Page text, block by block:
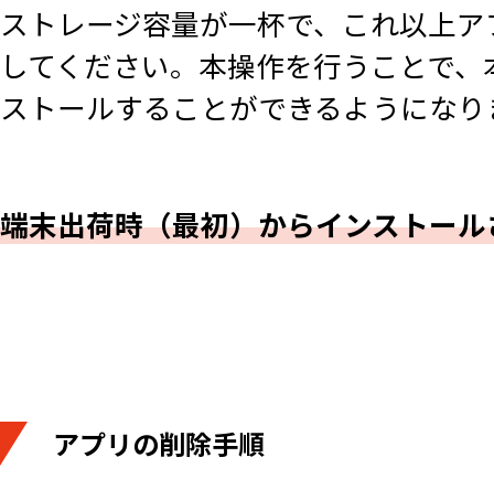
ストレージ容量が一杯で、これ以上
してください。本操作を行うことで
ストールすることができるようになり
端末出荷時（最初）からインストー
アプリの削除手順